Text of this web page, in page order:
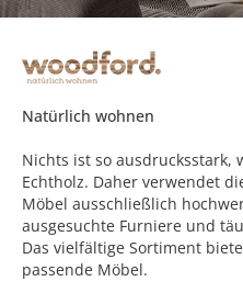
Natürlich wohnen
Nichts ist so ausdrucksstark,
Echtholz. Daher verwendet
Möbel ausschließlich
ausgesuchte Furniere und
Das vielfältige Sortiment
passende Möbel.